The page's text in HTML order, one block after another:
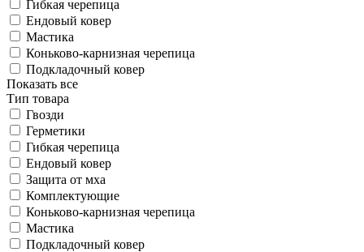
Гибкая черепица
Ендовый ковер
Мастика
Коньково-карнизная черепица
Подкладочный ковер
Показать все
Тип товара
Гвозди
Герметики
Гибкая черепица
Ендовый ковер
Защита от мха
Комплектующие
Коньково-карнизная черепица
Мастика
Подкладочный ковер